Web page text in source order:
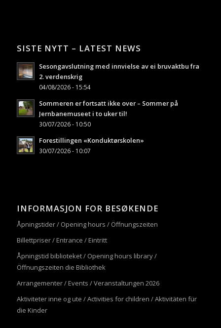
SISTE NYTT – LATEST NEWS
Sesongavslutning med innvielse av ei bruvaktbu fra
2. verdenskrig
04/08/2026 - 15:54
Sommeren er fortsatt ikke over – Sommer på
Jernbanemuseet i to uker til!
30/07/2026 - 10:50
Forestillingen «Konduktørskolen»
30/07/2026 - 10:07
INFORMASJON FOR BESØKENDE
Åpningstider / Opening hours / Öffnungszeiten
Billettpriser / Entrance / Eintritt
Åpningstid biblioteket / Opening hours library /
Öffnungszeiten die Bibliothek
Arrangementer / Events / Veranstaltungen 2026
Aktiviteter inne og ute / Activities for children / Aktivitäten für
die Kinder